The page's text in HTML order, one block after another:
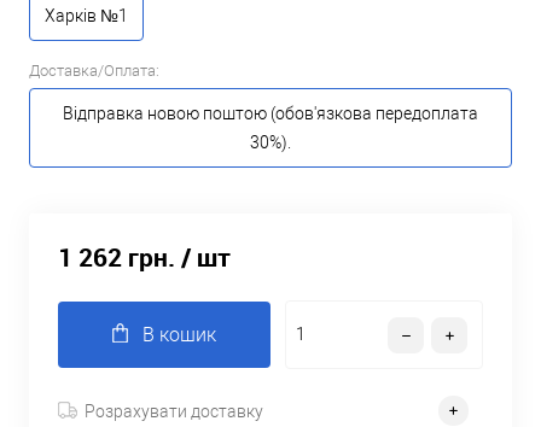
Харків №1
Доставка/Оплата:
Відправка новою поштою (обов'язкова передоплата
30%).
1 262 грн. / шт
В кошик
Розрахувати доставку